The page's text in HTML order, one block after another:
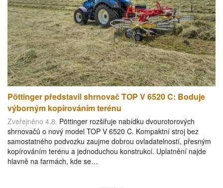
Pöttinger představil shrnovač TOP V 6520 C: Boduje
výborným kopírováním terénu
Zveřejněno 4.8. Pöttinger rozšiřuje nabídku dvourotorových
shrnovačů o nový model TOP V 6520 C. Kompaktní stroj bez
samostatného podvozku zaujme dobrou ovladatelností, přesným
kopírováním terénu a jednoduchou konstrukcí. Uplatnění najde
hlavně na farmách, kde se…